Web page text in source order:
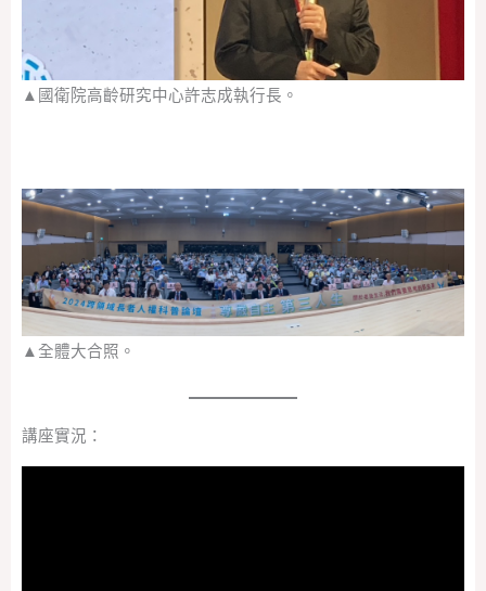
▲國衛院高齡研究中心許志成執行長。
▲全體大合照。
講座實況：